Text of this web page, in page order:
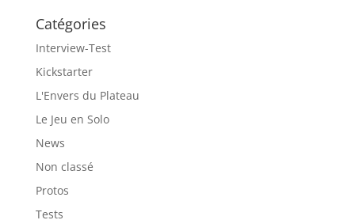
Catégories
Interview-Test
Kickstarter
L'Envers du Plateau
Le Jeu en Solo
News
Non classé
Protos
Tests